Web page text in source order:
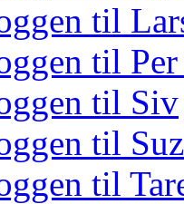
til
til
til Siv
til
til